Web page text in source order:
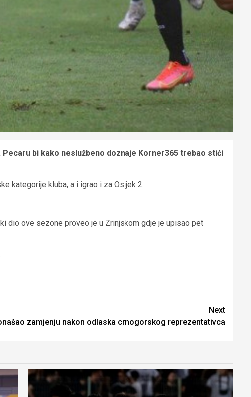
bi kako neslužbeno doznaje Korner365 trebao stići
kategorije kluba, a i igrao i za Osijek 2.
dio ove sezone proveo je u Zrinjskom gdje je upisao pet
Next
zamjenju nakon odlaska crnogorskog reprezentativca